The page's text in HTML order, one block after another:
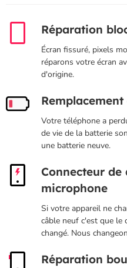
Réparation
Écran fissuré, pixels
réparons votre écran
d'origine.
Votre téléphone a
de vie de la batterie
une batterie neuve.
Connecteur de
microphone
Si votre appareil ne
câble neuf c'est que le
changé. Nous
Réparation